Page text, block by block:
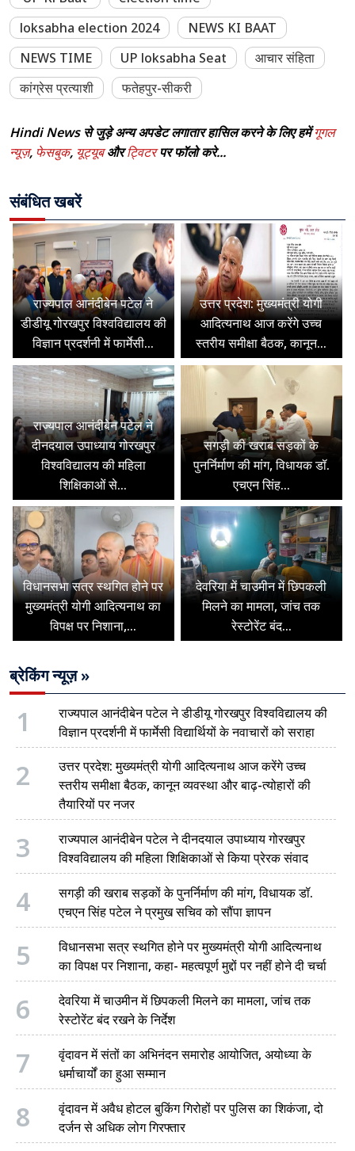
loksabha election 2024
NEWS KI BAAT
NEWS TIME
UP loksabha Seat
आचार संहिता
कांग्रेस प्रत्याशी
फतेहपुर-सीकरी
Hindi News से जुड़े अन्य अपडेट लगातार हासिल करने के लिए हमेंगूगल
न्यूज़, फेसबुक, यूट्यूबऔरट्विटरपर फॉलो करे...
संबंधित खबरें
राज्यपाल आनंदीबेन पटेल ने
डीडीयू गोरखपुर विश्वविद्यालय की
विज्ञान प्रदर्शनी में फार्मेसी...
उत्तर प्रदेश: मुख्यमंत्री योगी
आदित्यनाथ आज करेंगे उच्च
स्तरीय समीक्षा बैठक, कानून...
राज्यपाल आनंदीबेन पटेल ने
दीनदयाल उपाध्याय गोरखपुर
विश्वविद्यालय की महिला
शिक्षिकाओं से...
सगड़ी की खराब सड़कों के
पुनर्निर्माण की मांग, विधायक डॉ.
एचएन सिंह...
विधानसभा सत्र स्थगित होने पर
मुख्यमंत्री योगी आदित्यनाथ का
विपक्ष पर निशाना,...
देवरिया में चाउमीन में छिपकली
मिलने का मामला, जांच तक
रेस्टोरेंट बंद...
ब्रेकिंग न्यूज़ »
1
राज्यपाल आनंदीबेन पटेल ने डीडीयू गोरखपुर विश्वविद्यालय की
विज्ञान प्रदर्शनी में फार्मेसी विद्यार्थियों के नवाचारों को सराहा
2
उत्तर प्रदेश: मुख्यमंत्री योगी आदित्यनाथ आज करेंगे उच्च
स्तरीय समीक्षा बैठक, कानून व्यवस्था और बाढ़-त्योहारों की
तैयारियों पर नजर
3
राज्यपाल आनंदीबेन पटेल ने दीनदयाल उपाध्याय गोरखपुर
विश्वविद्यालय की महिला शिक्षिकाओं से किया प्रेरक संवाद
4
सगड़ी की खराब सड़कों के पुनर्निर्माण की मांग, विधायक डॉ.
एचएन सिंह पटेल ने प्रमुख सचिव को सौंपा ज्ञापन
5
विधानसभा सत्र स्थगित होने पर मुख्यमंत्री योगी आदित्यनाथ
का विपक्ष पर निशाना, कहा- महत्वपूर्ण मुद्दों पर नहीं होने दी चर्चा
6
देवरिया में चाउमीन में छिपकली मिलने का मामला, जांच तक
रेस्टोरेंट बंद रखने के निर्देश
7
वृंदावन में संतों का अभिनंदन समारोह आयोजित, अयोध्या के
धर्माचार्यों का हुआ सम्मान
8
वृंदावन में अवैध होटल बुकिंग गिरोहों पर पुलिस का शिकंजा, दो
दर्जन से अधिक लोग गिरफ्तार